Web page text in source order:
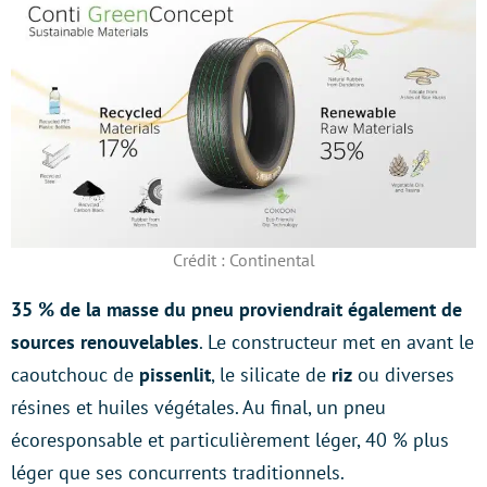
Crédit : Continental
35 % de la masse du pneu proviendrait également de
sources renouvelables. Le constructeur met en avant le
caoutchouc de pissenlit, le silicate de riz ou diverses
résines et huiles végétales. Au final, un pneu
écoresponsable et particulièrement léger, 40 % plus
léger que ses concurrents traditionnels.